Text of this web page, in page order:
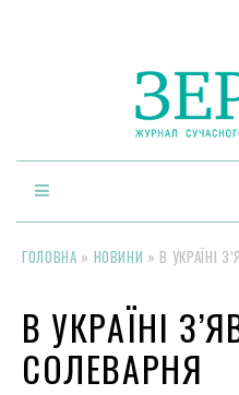
ГОЛОВНА » НОВИНИ » В УКРАЇНІ
В УКРАЇНІ
СОЛЕВАРНЯ